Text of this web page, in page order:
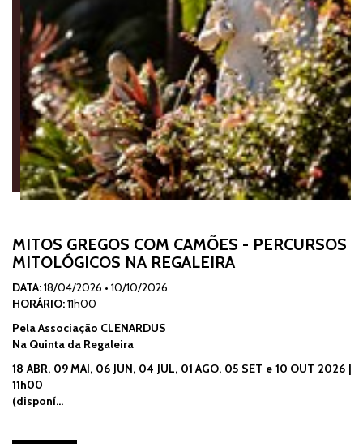
MITOS GREGOS COM CAMÕES - PERCURSOS
MITOLÓGICOS NA REGALEIRA
DATA:18/04/2026 • 10/10/2026
HORÁRIO:11h00
Pela Associação CLENARDUS
Na Quinta da Regaleira
18 ABR, 09 MAI, 06 JUN, 04 JUL, 01 AGO, 05 SET e 10 OUT 2026 |
11h00
(disponí…